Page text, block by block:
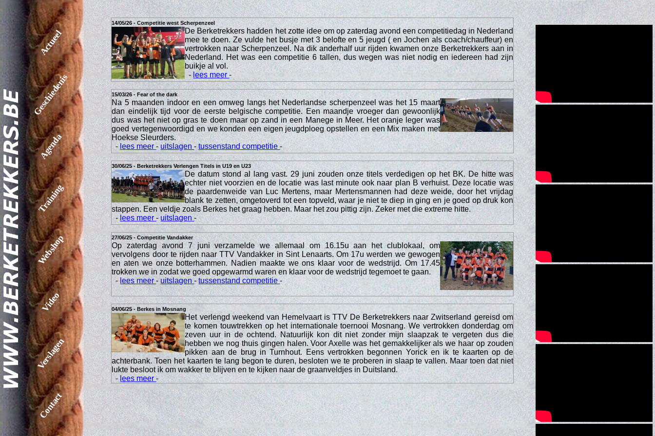
Actueel
Geschiedenis
Agenda
Training
Webshop
Video
Verslagen
Contact
14/05/26 - Competitie west Scherpenzeel
De Berketrekkers hadden het zotte idee om op zaterdag avond een competitiedag in Nederland
mee te doen. Ze vulde het busje met 3 belofte en 5 jeugd ( en Jochen als coach/chauffeur) en
vertrokken naar Scherpenzeel. Na dik anderhalf uur rijden kwamen onze Berketrekkers aan in
Nederland. Het was een competitie 6 tallen, dus wegen was niet nodig en iedereen had zijn
buikje al vol.
- lees meer-
15/03/26 - Fear of the dark
Na 5 maanden indoor en een omweg langs het Nederlandse scherpenzeel was het 15 maart
dan eindelijk tijd voor de eerste belgische competitie. Een maandje vroeger dan gewoonlijk
dus was het niet op gras te doen maar op zand in een Manege in Meer. Het oranje leger was
goed vertegenwoordigd en we konden een eigen jeugdploeg opstellen en een Mix maken met
Hoekse Sleurders.
-lees meer-uitslagen-tussenstand competitie-
30/06/25 - Berketrekkers Verlengen Titels in U19 en U23
De datum stond al lang vast. 29 juni zouden onze titels verdedigen op het BK. De hitte was
echter niet voorzien en de locatie was last minute ook naar plan B verhuist. Deze locatie was
de paardenweide van Luc Mertens, maar Mertensmannen had deze weide, door het vrijdag
blank te zetten, omgetoverd tot een topveld, waar je niet te diep in ging en je goed op druk kon
stappen. Een veldje zoals Berkes het graag hebben. Maar het zou pittig zijn. Zeker met die extreme hitte.
- lees meer-uitslagen-
27/06/25 - Competitie Vandakker
Op zaterdag avond 7 juni verzamelde we allemaal om 16.15u aan het clublokaal, om
vervolgens door te rijden naar TTV Vandakker in Sint Lenaarts. Om 17u werden we gewogen
en aten we onze botterhammen. Nadien maakte we ons klaar voor de wedstrijd. Om 17.45
trokken we in zodat we goed opgewarmd waren en klaar voor de wedstrijd tegemoet te gaan.
- lees meer-uitslagen-tussenstand competitie-
04/06/25 - Berkes in Mosnang
Het verlengd weekend van Hemelvaart is TTV De Berketrekkers naar Zwitserland gereisd om
te komen touwtrekken op het internationale toernooi Mosnang. We vertrokken donderdag om
zeven uur in de ochtend. Natuurlijk kon dit niet zonder mijn slaapzak te vergeten dus die
hebben we nog thuis gingen halen. Voor Axelle was het gemakkelijker als we haar op zouden
pikken aan de brug in Turnhout. Eens vertrokken begonnen Yorick en ik te kaarten op de
achterbank. Toen het kaarten te lang begon te duren, besloten we te proberen in slaap te vallen. Maar toen dat niet
lukte besloot ik om wakker te blijven en te kijken naar de graanveldjes in Duitsland.
-lees meer-